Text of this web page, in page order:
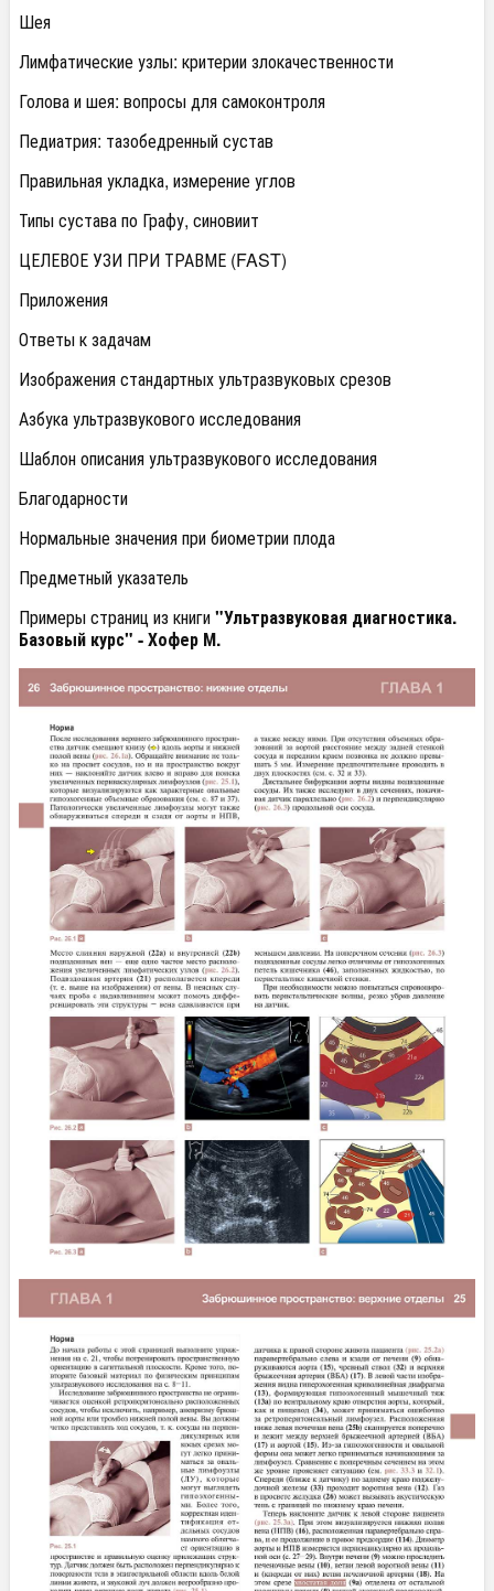
Шея
Лимфатические узлы: критерии злокачественности
Голова и шея: вопросы для самоконтроля
Педиатрия: тазобедренный сустав
Правильная укладка, измерение углов
Типы сустава по Графу, синовиит
ЦЕЛЕВОЕ УЗИ ПРИ ТРАВМЕ (FAST)
Приложения
Ответы к задачам
Изображения стандартных ультразвуковых срезов
Азбука ультразвукового исследования
Шаблон описания ультразвукового исследования
Благодарности
Нормальные значения при биометрии плода
Предметный указатель
Примеры страниц из книги"Ультразвуковая диагностика.
Базовый курс" - Хофер М.